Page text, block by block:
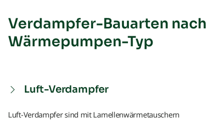
Verdampfer-Bauarten nach
Wärmepumpen-Typ
Luft-Verdampfer
Luft-Verdampfer sind mit Lamellenwärmetauschern